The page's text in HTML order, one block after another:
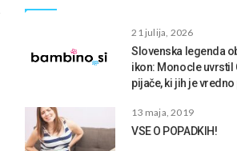
21 julija, 2026
Slovenska legenda
ikon: Monocle uvrstil
pijače, ki jih je
13 maja, 2019
VSE O POPADKIH!